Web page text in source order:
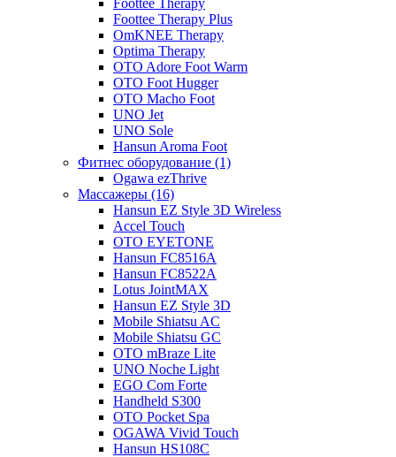
Foottee Therapy
Foottee Therapy Plus
OmKNEE Therapy
Optima Therapy
OTO Adore Foot Warm
OTO Foot Hugger
OTO Macho Foot
UNO Jet
UNO Sole
Hansun Aroma Foot
Фитнес оборудование (1)
Ogawa ezThrive
Массажеры (16)
Hansun EZ Style 3D Wireless
Accel Touch
OTO EYETONE
Hansun FC8516A
Hansun FC8522A
Lotus JointMAX
Hansun EZ Style 3D
Mobile Shiatsu AC
Mobile Shiatsu GC
OTO mBraze Lite
UNO Noche Light
EGO Com Forte
Handheld S300
OTO Pocket Spa
OGAWA Vivid Touch
Hansun HS108C